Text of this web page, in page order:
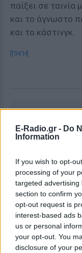
E-Radio.gr - Do
Information
If you wish to opt-
processing of your
targeted
section to confirm
opt-out request is
interest-based ads
us or personal
your opt-out. You
disclosure of your
παίξει σε ταινία
και το άγνωστο
και τα κάστινγκ.
[ΠΗΓΗ]